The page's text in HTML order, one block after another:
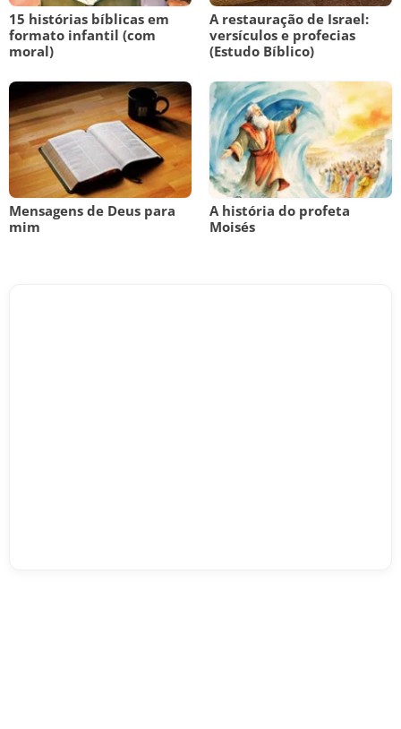
15 histórias bíblicas em
formato infantil (com
moral)
A restauração de Israel:
versículos e profecias
(Estudo Bíblico)
Mensagens de Deus para
mim
A história do profeta
Moisés